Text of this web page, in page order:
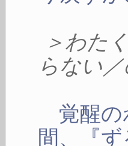
＞わた
らない
覚醒の
間、『